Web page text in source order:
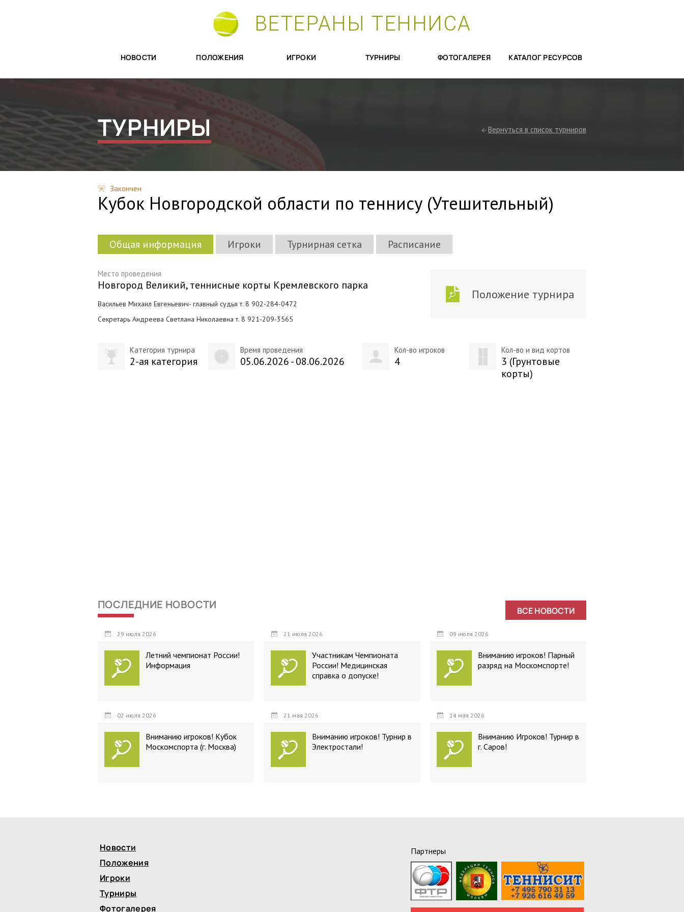
ВЕТЕРАНЫ ТЕННИСА
НОВОСТИ ПОЛОЖЕНИЯ ИГРОКИ ТУРНИРЫ ФОТОГАЛЕРЕЯ КАТАЛОГ РЕСУРСОВ
ТУРНИРЫ Вернуться в список турниров
Закончен
Кубок Новгородской области по теннису (Утешительный)
Общая информация Игроки Турнирная сетка Расписание
Место проведения
Новгород Великий, теннисные корты Кремлевского парка
Васильев Михаил Евгеньевич- главный судья т. 8 902-284-0472
Секретарь Андреева Светлана Николаевна т. 8 921-209-3565
Положение турнира
Категория турнира
2-ая категория
Время проведения
05.06.2026 - 08.06.2026
Кол-во игроков
4
Кол-во и вид кортов
3 (Грунтовые
корты)
ПОСЛЕДНИЕ НОВОСТИ ВСЕ НОВОСТИ
29 июля 2026
Летний чемпионат России!
Информация
21 июля 2026
Участникам Чемпионата
России! Медицинская
справка о допуске!
09 июля 2026
Вниманию игроков! Парный
разряд на Москомспорте!
02 июля 2026
Вниманию игроков! Кубок
Москомспорта (г. Москва)
21 мая 2026
Вниманию игроков! Турнир в
Электростали!
14 мая 2026
Вниманию Игроков! Турнир в
г. Саров!
Новости
Положения
Игроки
Турниры
Фотогалерея
Партнеры